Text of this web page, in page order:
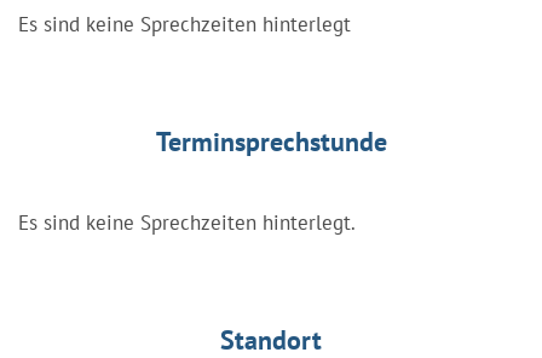
Es sind keine Sprechzeiten hinterlegt
Terminsprechstunde
Es sind keine Sprechzeiten hinterlegt.
Standort